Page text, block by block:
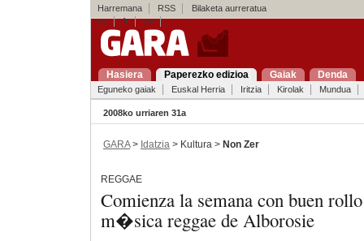
Harremana RSS
Bilaketa aurreratua
es
fr en
Hasiera Paperezko edizioa Gaiak Denda
Eguneko gaiak Euskal Herria Iritzia Kirolak Mundua
2008ko urriaren 31a
GARA> Idatzia > Kultura > Non Zer
REGGAE
Comienza la semana con buen
m�sica reggae de Alborosie